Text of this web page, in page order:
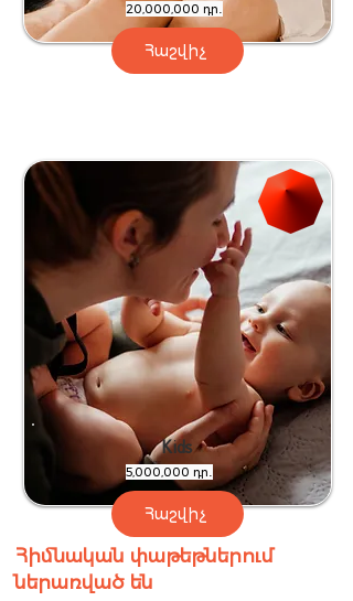
20,000,000 դր․
Հաշվիչ
Kids
5,000,000 դր․
Հաշվիչ
Հիմնական փաթեթներում
ներառված են